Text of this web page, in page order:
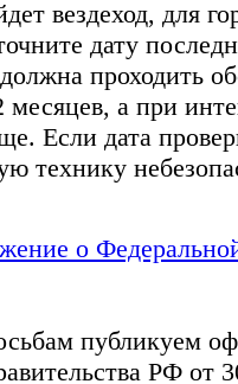
вездеход, для
дату
проходить
месяцев, а при
Если дата
технику
о
публикуем
РФ от